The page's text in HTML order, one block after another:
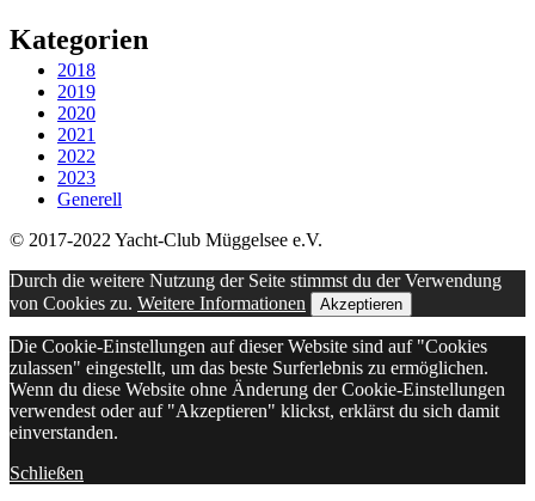
Kategorien
2018
2019
2020
2021
2022
2023
Generell
© 2017-2022 Yacht-Club Müggelsee e.V.
Durch die weitere Nutzung der Seite stimmst du der Verwendung
von Cookies zu. Weitere Informationen Akzeptieren
Die Cookie-Einstellungen auf dieser Website sind auf "Cookies
zulassen" eingestellt, um das beste Surferlebnis zu ermöglichen.
Wenn du diese Website ohne Änderung der Cookie-Einstellungen
verwendest oder auf "Akzeptieren" klickst, erklärst du sich damit
einverstanden.
Schließen